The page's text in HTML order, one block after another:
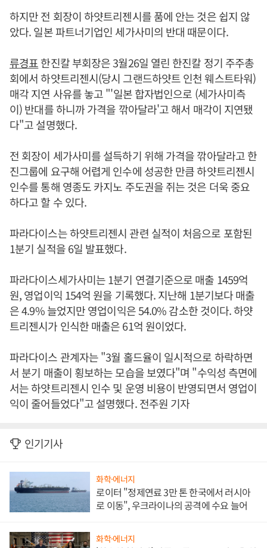
하지만 전 회장이 하얏트리젠시를 품에 안는 것은 쉽지 않
았다. 일본 파트너기업인 세가사미의 반대 때문이다.
류경표한진칼 부회장은 3월26일 열린 한진칼 정기 주주총
회에서 하얏트리젠시(당시 그랜드하얏트 인천 웨스트타워)
매각 지연 사유를 놓고 "'일본 합자법인으로 (세가사미측
이) 반대를 하니까 가격을 깎아달라'고 해서 매각이 지연됐
다"고 설명했다.
전 회장이 세가사미를 설득하기 위해 가격을 깎아달라고 한
진그룹에 요구해 어렵게 인수에 성공한 만큼 하얏트리젠시
인수를 통해 영종도 카지노 주도권을 쥐는 것은 더욱 중요
하다고 할 수 있다.
파라다이스는 하얏트리젠시 관련 실적이 처음으로 포함된
1분기 실적을 6일 발표했다.
파라다이스세가사미는 1분기 연결기준으로 매출 1459억
원, 영업이익 154억 원을 기록했다. 지난해 1분기보다 매출
은 4.9% 늘었지만 영업이익은 54.0% 감소한 것이다. 하얏
트리젠시가 인식한 매출은 61억 원이었다.
파라다이스 관계자는 "3월 홀드율이 일시적으로 하락하면
서 분기 매출이 횡보하는 모습을 보였다"며 "수익성 측면에
서는 하얏트리젠시 인수 및 운영 비용이 반영되면서 영업이
익이 줄어들었다"고 설명했다. 전주원 기자
인기기사
화학·에너지
로이터 "정제연료 3만 톤 한국에서 러시아
로 이동", 우크라이나의 공격에 수요 늘어
화학·에너지